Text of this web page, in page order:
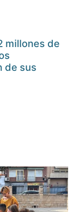
millones de
de sus